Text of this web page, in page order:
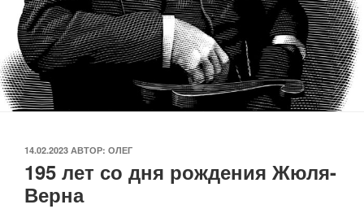
ОПУБЛИКОВАНО
14.02.2023 АВТОР: ОЛЕГ
195 лет со дня рождения Жюля-
Верна